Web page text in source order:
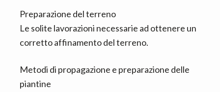
Preparazione del terreno
Le solite lavorazioni necessarie ad ottenere un
corretto affinamento del terreno.
Metodi di propagazione e preparazione delle
piantine